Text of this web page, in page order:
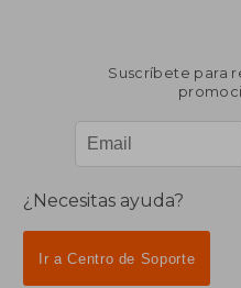
Suscríbete para
¿Necesitas ayuda?
Ir a Centro de Soporte